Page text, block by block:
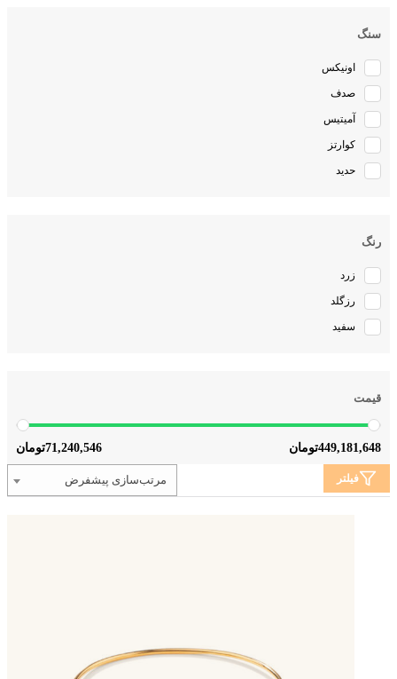
سنگ
اونیکس
صدف
آمیتیس
کوارتز
حدید
رنگ
رزگلد
سفید
قیمت
71,240,546تومان 449,181,648تومان
مرتب‌سازی پیشفرض فیلتر